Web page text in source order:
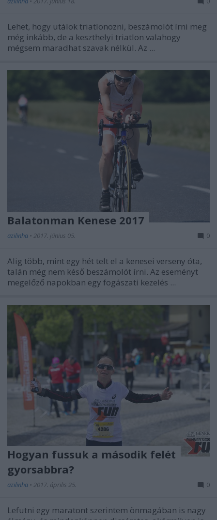
Lehet, hogy utálok triatlonozni, beszámolót írni meg
még inkább, de a keszthelyi triatlon valahogy
mégsem maradhat szavak nélkül. Az ...
Balatonman Kenese 2017
azilinha • 2017. június 05. 0
Alig több, mint egy hét telt el a kenesei verseny óta,
talán még nem késő beszámolót írni. Az eseményt
megelőző napokban egy fogászati kezelés ...
Hogyan fussuk a második felét
gyorsabbra?
azilinha • 2017. április 25. 0
Lefutni egy maratont szerintem önmagában is nagy